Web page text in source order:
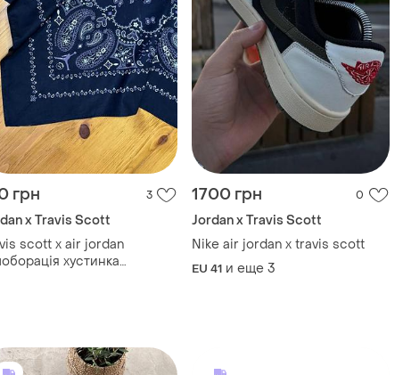
грн 3
x Travis Scott
scott x air jordan
хустинка
1700 грн 0
Jordan x Travis Scott
Nike air jordan x travis scott
EU 41 и еще 3